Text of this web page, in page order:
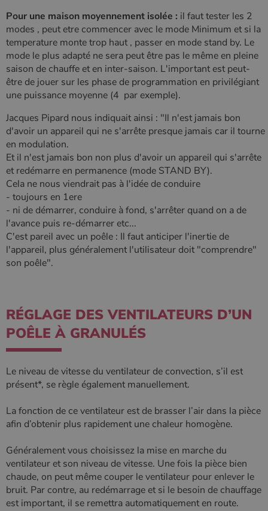
Pour une maison moyennement isolée : il faut tester les 2
modes , peut etre commencer avec le mode Minimum et si la
temperature monte trop haut , passer en mode stand by. Le
mode le plus adapté ne sera peut être pas le même en pleine
saison de chauffe et en inter-saison. L'important est peut-
être de jouer sur les phase de programmation en privilégiant
une puissance moyenne (4 par exemple).
Jacques Pipard nous indiquait ainsi : "Il n'est jamais bon
d'avoir un appareil qui ne s'arrête presque jamais car il tourne
en modulation.
Et il n'est jamais bon non plus d'avoir un appareil qui s'arrête
et redémarre en permanence (mode STAND BY).
Cela ne nous viendrait pas à l'idée de conduire
- toujours en 1ere
- ni de démarrer, conduire à fond, s'arrêter quand on a de
l'avance puis re-démarrer etc...
C'est pareil avec un poêle : Il faut anticiper l'inertie de
l'appareil, plus généralement l'utilisateur doit "comprendre"
son poêle".
RÉGLAGE DES VENTILATEURS D’UN
POÊLE À GRANULÉS
Le niveau de vitesse du ventilateur de convection, s’il est
présent*, se règle également manuellement.
La fonction de ce ventilateur est de brasser l’air dans la pièce
afin d’obtenir plus rapidement une chaleur homogène.
Généralement vous choisissez la mise en marche du
ventilateur et son niveau de vitesse. Une fois la pièce bien
chaude, on peut même couper le ventilateur pour enlever le
bruit. Par contre, au redémarrage et si le besoin de chauffage
est important, il se remettra automatiquement en route.